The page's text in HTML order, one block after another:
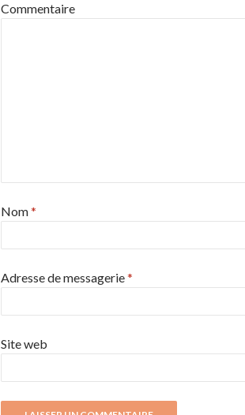
Commentaire
Nom*
Adresse de messagerie*
Site web